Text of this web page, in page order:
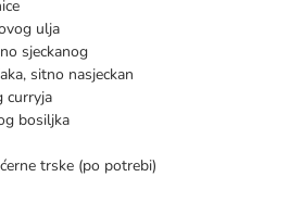
ulja
sjeckanog
sitno nasjeckan
curryja
bosiljka
trske (po potrebi)